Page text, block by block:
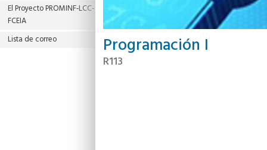
El Proyecto PROMINF‐LCC‐
FCEIA
Lista de correo
Programación I
R113